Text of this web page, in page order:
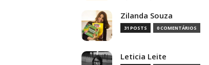
Zilanda Souza
31 POSTS 0 COMENTÁRIOS
Leticia Leite